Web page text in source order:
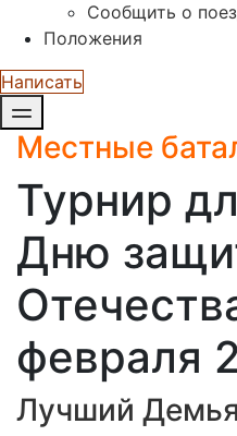
Сообщить о
Положения
Написать
Местные
Турнир
Дню
февраля
Лучший